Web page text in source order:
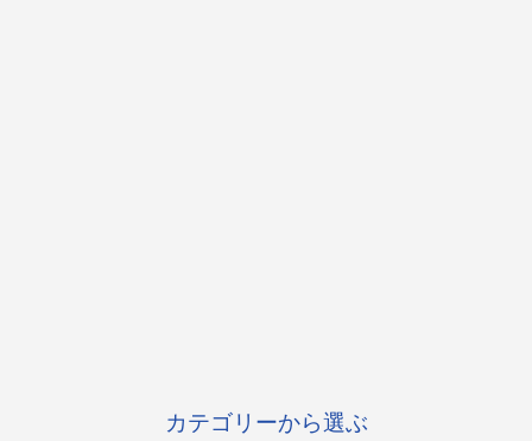
カテゴリーから選ぶ